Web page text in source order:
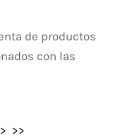
de productos
con las
> >>